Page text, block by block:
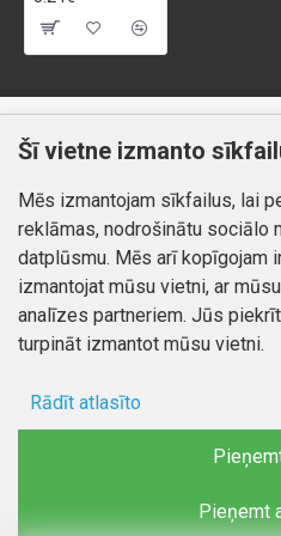
Klientiem
Kontakti
Preču atgriešana
Mans profils
Mans profils
Pasūtījumi
Autortiesības © 2026,
Šī vietne izmanto
Mēs izmantojam sīkfailus, lai
reklāmas, nodrošinātu sociālo
datplūsmu. Mēs arī kopīgojam
izmantojat mūsu vietni, ar
analīzes partneriem. Jūs
turpināt izmantot mūsu vietni.
Rādīt atlasīto
Pieņemt